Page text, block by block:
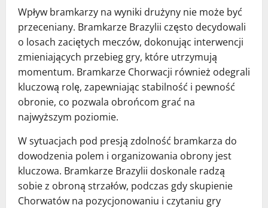
Wpływ bramkarzy na wyniki drużyny nie może być
przeceniany. Bramkarze Brazylii często decydowali
o losach zaciętych meczów, dokonując interwencji
zmieniających przebieg gry, które utrzymują
momentum. Bramkarze Chorwacji również odegrali
kluczową rolę, zapewniając stabilność i pewność
obronie, co pozwala obrońcom grać na
najwyższym poziomie.
W sytuacjach pod presją zdolność bramkarza do
dowodzenia polem i organizowania obrony jest
kluczowa. Bramkarze Brazylii doskonale radzą
sobie z obroną strzałów, podczas gdy skupienie
Chorwatów na pozycjonowaniu i czytaniu gry